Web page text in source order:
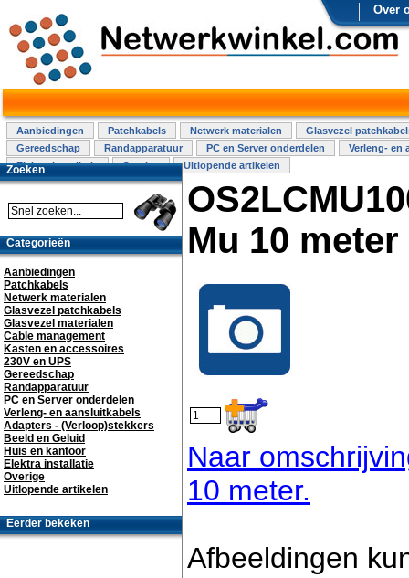
Over
Aanbiedingen Patchkabels Netwerk materialen
Glasvezel
Gereedschap
Randapparatuur PC en Server onderdelen
Verleng- en
Elektra installatie
Overige Uitlopende artikelen
Mu 10 meter
Naar
10 meter.
Afbeeldingen
Zoeken
Categorieën
Aanbiedingen
Patchkabels
Netwerk materialen
Glasvezel patchkabels
Glasvezel materialen
Cable management
Kasten en accessoires
230V en UPS
Gereedschap
Randapparatuur
PC en Server onderdelen
Verleng- en aansluitkabels
Adapters - (Verloop)stekkers
Beeld en Geluid
Huis en kantoor
Elektra installatie
Overige
Uitlopende artikelen
Eerder bekeken